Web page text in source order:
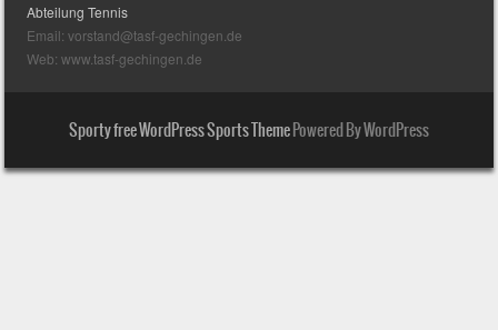
Abteilung Tennis
Email: vorstand@tasf-gechingen.de
Web: www.tasf-gechingen.de
Sporty free WordPress Sports ThemePowered By WordPress